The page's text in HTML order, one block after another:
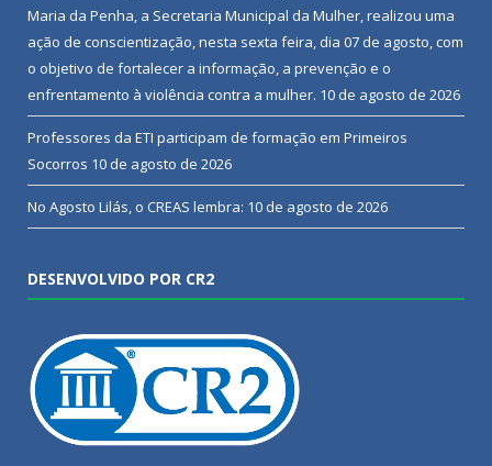
Maria da Penha, a Secretaria Municipal da Mulher, realizou uma
ação de conscientização, nesta sexta feira, dia 07 de agosto, com
o objetivo de fortalecer a informação, a prevenção e o
enfrentamento à violência contra a mulher. 10 de agosto de 2026
Professores da ETI participam de formação em Primeiros
Socorros 10 de agosto de 2026
No Agosto Lilás, o CREAS lembra: 10 de agosto de 2026
DESENVOLVIDO POR CR2